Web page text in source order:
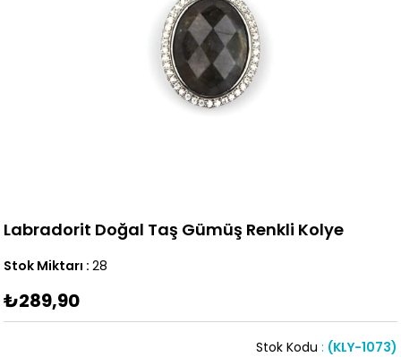
Labradorit Doğal Taş Gümüş Renkli Kolye
Stok Miktarı : 28
₺289,90
(KLY-1073)
Stok Kodu